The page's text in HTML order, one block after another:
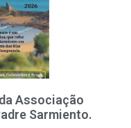
da Associação
Sarmiento.